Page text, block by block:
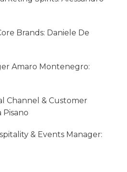
Brands: Daniele De
Amaro Montenegro:
Channel & Customer
Pisano
& Events Manager: